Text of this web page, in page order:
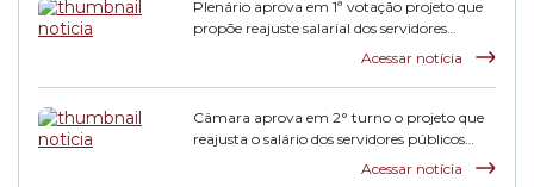
Plenário aprova em 1ª votação projeto que
propõe reajuste salarial dos servidores
Acessar notícia
Câmara aprova em 2° turno o projeto que
reajusta o salário dos servidores públicos
Acessar notícia